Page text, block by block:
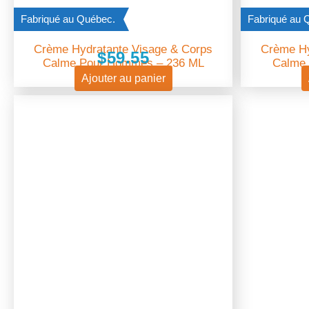
Fabriqué au Québec.
Crème Hydratante Visage & Corps
Calme Pour Hommes – 236 ML
$59.55
Ajouter au panier
Fabriqué au
Crème
Calme